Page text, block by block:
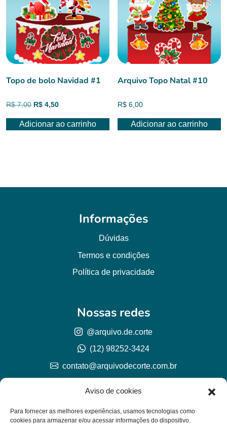
Aviso de cookies
Para fornecer as melhores experiências, usamos tecnologias como
cookies para armazenar e/ou acessar informações do dispositivo.
Topo de bolo Navidad #1
R$7,00 O
original
R$ 4,50O
atual
Adicionar ao carrinho
Arquivo Topo Natal #10
R$ 6,00
Adicionar ao carrinho
Informações
Dúvidas
Termos e condições
Política de privacidade
Nossas redes
@arquivo.de.corte
(12) 98252-3424
contato@arquivodecorte.com.br